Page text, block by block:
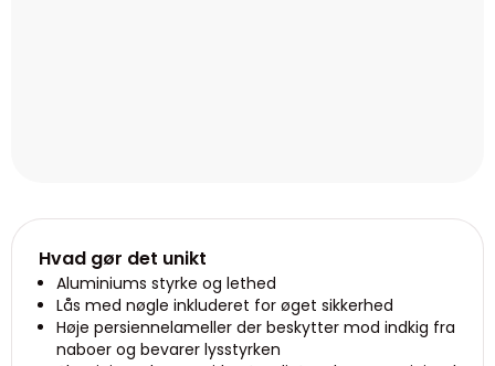
Hvad gør det unikt
Aluminiums styrke og lethed
Lås med nøgle inkluderet for øget sikkerhed
Høje persiennelameller der beskytter mod indkig fra
naboer og bevarer lysstyrken